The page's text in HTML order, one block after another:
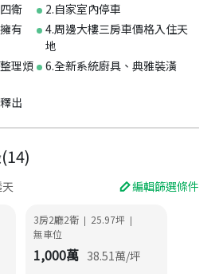
衛
2.自家室內停車
有
4.周邊大樓三房車價格入住天
地
理煩
6.全新系統廚具、典雅裝潢
出
(14)
編輯篩選條件
3房2廳2衛 | 25.97坪 |
無車位
1,000萬 38.51萬/坪